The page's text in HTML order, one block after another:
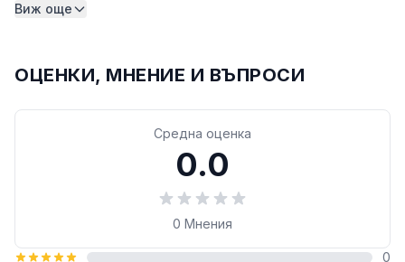
закрито, така и на открито. Използва се като
елементи.
атмосферна влажност и неговите специални
характеристики гарантират дълъг
експлоатационен живот. Продуктът може да се
използва както на хоризонтални, така и на
вертикални повърхности.
Консистенцията на продукта е идеална за бързо
Виж още
ОЦЕНКИ, МНЕНИЕ И ВЪПРОСИ
Средна оценка
0.0
0 Мнения
0